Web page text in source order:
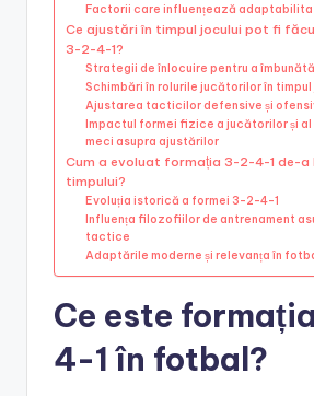
Factorii care influențează
Ce ajustări în timpul jocului pot fi
3-2-4-1?
Strategii de înlocuire pentru a
Schimbări în rolurile jucătorilor în timpul
Ajustarea tacticilor defensive și
Impactul formei fizice a jucătorilor și
meci asupra ajustărilor
Cum a evoluat formația 3-2-4-1 de-a
timpului?
Evoluția istorică a formei 3-2-4-1
Influența filozofiilor de antrenament
tactice
Adaptările moderne și relevanța în
Ce este
4-1 în fotbal?